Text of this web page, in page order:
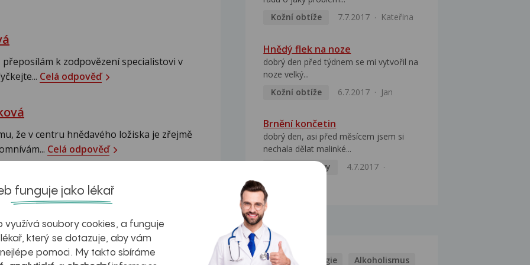
přeposílám k zodpovězení specialistovi v
Celá odpověď
že v centru hnědavého ložiska je zřejmě
Celá odpověď
dělat malinké tetování na levý
Kožní obtíže
7.7.2017 Kateřina
Hnědý flek na noze
dobrý den před týdnem se mi vytvořil na
noze velký...
Kožní obtíže
6.7.2017 Jan
Brnění končetin
dobrý den, asi před měsícem jsem si
nechala dělat malinké...
Mozek a nervy
4.7.2017
NEMOCI
Kašel Alergie Alkoholismus
funguje jako lékař
využívá soubory cookies, a funguje
který se dotazuje, aby vám
pomoci. My takto sbíráme